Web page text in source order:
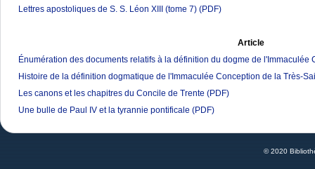
Lettres apostoliques de S. S. Léon XIII (tome 7) (PDF)
Article
Énumération des documents relatifs à la définition du dogme de l'Immaculée
Histoire de la définition dogmatique de l'Immaculée Conception de la Très-
Les canons et les chapitres du Concile de Trente (PDF)
Une bulle de Paul IV et la tyrannie pontificale (PDF)
© 2020